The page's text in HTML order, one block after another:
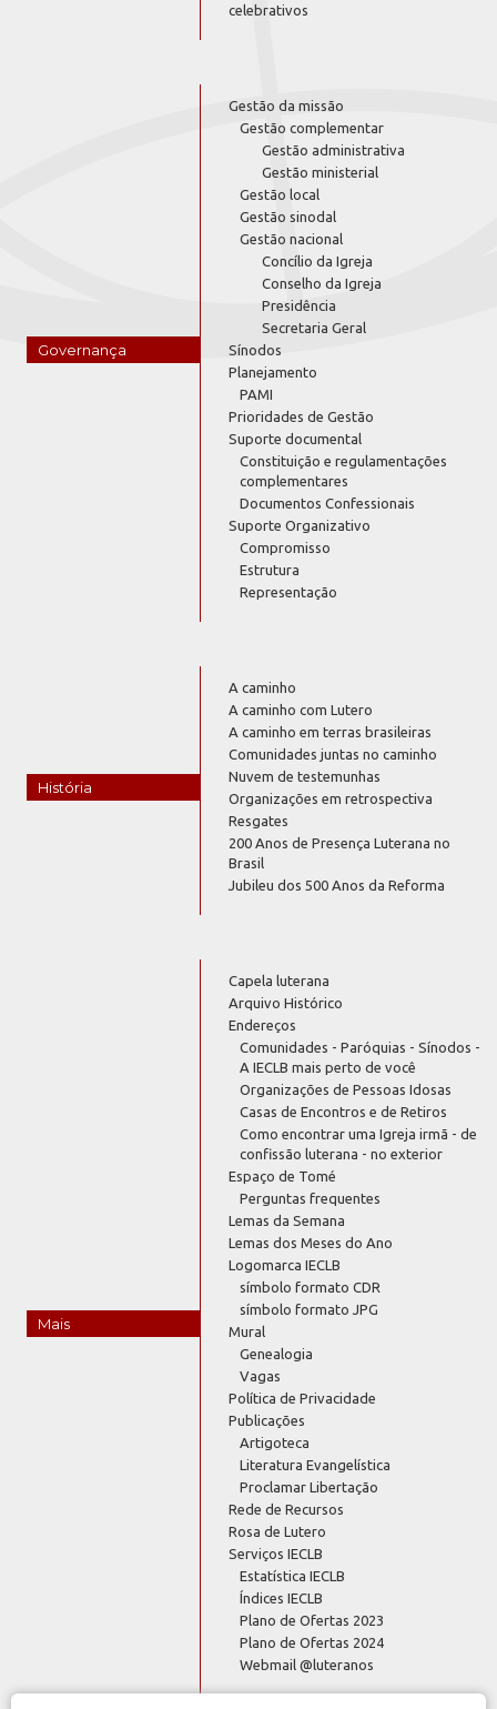
celebrativos
Governança
Gestão da missão
Gestão complementar
Gestão administrativa
Gestão ministerial
Gestão local
Gestão sinodal
Gestão nacional
Concílio da Igreja
Conselho da Igreja
Presidência
Secretaria Geral
Sínodos
Planejamento
PAMI
Prioridades de Gestão
Suporte documental
Constituição e regulamentações
complementares
Documentos Confessionais
Suporte Organizativo
Compromisso
Estrutura
Representação
História
A caminho
A caminho com Lutero
A caminho em terras brasileiras
Comunidades juntas no caminho
Nuvem de testemunhas
Organizações em retrospectiva
Resgates
200 Anos de Presença Luterana no
Brasil
Jubileu dos 500 Anos da Reforma
Mais
Capela luterana
Arquivo Histórico
Endereços
Comunidades - Paróquias - Sínodos -
A IECLB mais perto de você
Organizações de Pessoas Idosas
Casas de Encontros e de Retiros
Como encontrar uma Igreja irmã - de
confissão luterana - no exterior
Espaço de Tomé
Perguntas frequentes
Lemas da Semana
Lemas dos Meses do Ano
Logomarca IECLB
símbolo formato CDR
símbolo formato JPG
Mural
Genealogia
Vagas
Política de Privacidade
Publicações
Artigoteca
Literatura Evangelística
Proclamar Libertação
Rede de Recursos
Rosa de Lutero
Serviços IECLB
Estatística IECLB
Índices IECLB
Plano de Ofertas 2023
Plano de Ofertas 2024
Webmail @luteranos